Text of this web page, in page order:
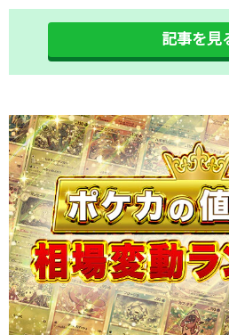
記事を見